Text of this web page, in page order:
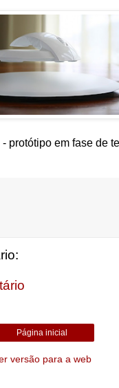
protótipo em fase de
Página inicial
versão para a web